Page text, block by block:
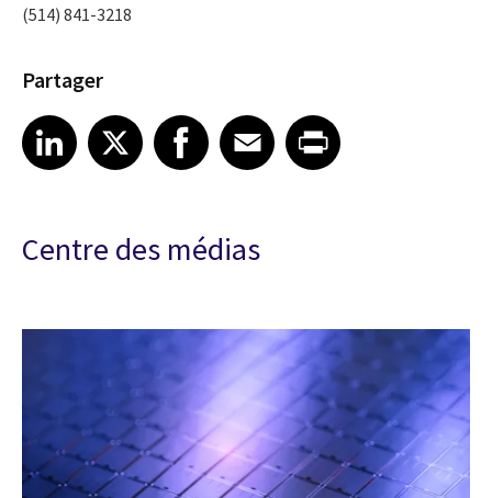
(514) 841-3218
Partager
Share article on LinkedIn
LinkedIn
Share article on XShare article on Facebook
Facebook
Share article on Email
EmailShare article on Print
Centre des médias